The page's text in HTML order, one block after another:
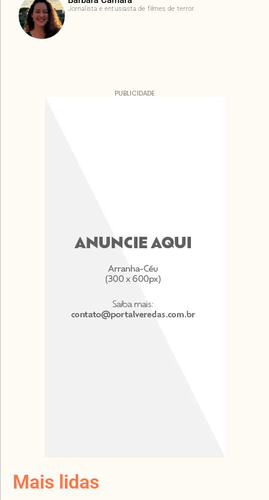
Jornalista e entusiasta de filmes de terror.
PUBLICIDADE
Mais lidas